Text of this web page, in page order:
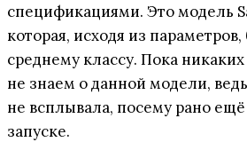
спецификациями. Это модель
которая, исходя из
среднему классу. Пока
не знаем о данной модели,
не всплывала, посему рано ещё
запуске.